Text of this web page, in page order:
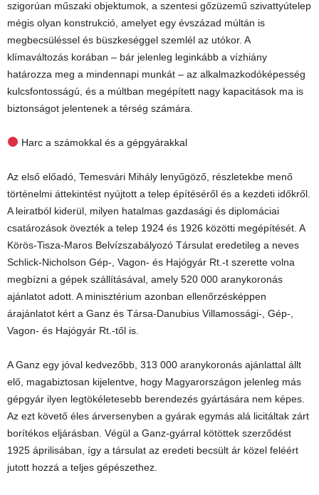
szigorúan műszaki objektumok, a szentesi gőzüzemű szivattyútelep
mégis olyan konstrukció, amelyet egy évszázad múltán is
megbecsüléssel és büszkeséggel szemlél az utókor. A
klímaváltozás korában – bár jelenleg leginkább a vízhiány
határozza meg a mindennapi munkát – az alkalmazkodóképesség
kulcsfontosságú, és a múltban megépített nagy kapacitások ma is
biztonságot jelentenek a térség számára.
Harc a számokkal és a gépgyárakkal
Az első előadó, Temesvári Mihály lenyűgöző, részletekbe menő
történelmi áttekintést nyújtott a telep építéséről és a kezdeti időkről.
A leiratból kiderül, milyen hatalmas gazdasági és diplomáciai
csatározások övezték a telep 1924 és 1926 közötti megépítését. A
Körös-Tisza-Maros Belvízszabályozó Társulat eredetileg a neves
Schlick-Nicholson Gép-, Vagon- és Hajógyár Rt.-t szerette volna
megbízni a gépek szállításával, amely 520 000 aranykoronás
ajánlatot adott. A minisztérium azonban ellenőrzésképpen
árajánlatot kért a Ganz és Társa-Danubius Villamossági-, Gép-,
Vagon- és Hajógyár Rt.-től is.
A Ganz egy jóval kedvezőbb, 313 000 aranykoronás ajánlattal állt
elő, magabiztosan kijelentve, hogy Magyarországon jelenleg más
gépgyár ilyen legtökéletesebb berendezés gyártására nem képes.
Az ezt követő éles árversenyben a gyárak egymás alá licitáltak zárt
borítékos eljárásban. Végül a Ganz-gyárral kötöttek szerződést
1925 áprilisában, így a társulat az eredeti becsült ár közel feléért
jutott hozzá a teljes gépészethez.